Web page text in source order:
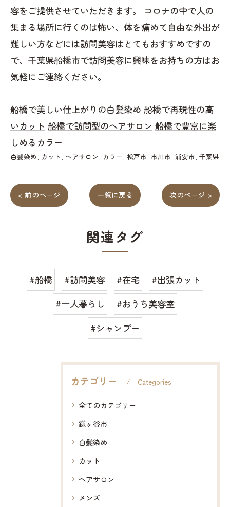
容をご提供させていただきます。 コロナの中で人の
集まる場所に行くのは怖い、体を痛めて自由な外出が
難しい方などには訪問美容はとてもおすすめですの
で、千葉県船橋市で訪問美容に興味をお持ちの方はお
気軽にご連絡ください。
船橋で美しい仕上がりの白髪染め 船橋で再現性の高
いカット 船橋で訪問型のヘアサロン 船橋で豊富に楽
しめるカラー
白髪染め カット ヘアサロン カラー 松戸市 市川市 浦安市 千葉県
< 前のページ 一覧に戻る 次のページ >
関連タグ
#船橋 #訪問美容 #在宅
#出張カット
#一人暮らし
#おうち美容室
#シャンプー
カテゴリー Categories
全てのカテゴリー
鎌ヶ谷市
白髪染め
カット
ヘアサロン
メンズ